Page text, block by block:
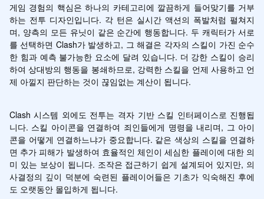
게임 경험의 핵심은 하나의 카테고리에 깔끔하게 들어맞기를 거부
하는 전투 디자인입니다. 각 턴은 실시간 액션의 폭발처럼 펼쳐지
며, 양측의 모든 유닛이 같은 순간에 행동합니다. 두 캐릭터가 서로
를 선택하면 Clash가 발생하고, 그 해결은 각자의 스킬이 가진 순수
한 힘과 예측 불가능한 요소에 달려 있습니다. 더 강한 스킬이 승리
하여 상대방의 행동을 봉쇄하므로, 강력한 스킬을 언제 사용하고 언
제 아낄지 판단하는 것이 끊임없는 계산이 됩니다.
Clash 시스템 외에도 전투는 격자 기반 스킬 인터페이스로 진행됩
니다. 스킬 아이콘을 연결하여 죄인들에게 명령을 내리며, 그 아이
콘을 어떻게 연결하느냐가 중요합니다. 같은 색상의 스킬을 연결하
면 추가 피해가 발생하여 효율적인 체인이 세심한 플레이에 대한 의
미 있는 보상이 됩니다. 조작은 접근하기 쉽게 설계되어 있지만, 의
사결정의 깊이 덕분에 숙련된 플레이어들은 기초가 익숙해진 후에
도 오랫동안 몰입하게 됩니다.